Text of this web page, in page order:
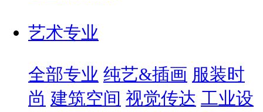
艺术专业
全部专业 纯艺&插画 服装时
尚 建筑空间 视觉传达 工业设